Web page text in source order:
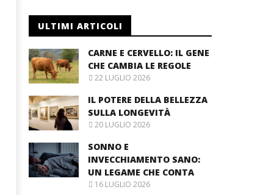
ULTIMI ARTICOLI
CARNE E CERVELLO: IL GENE
CHE CAMBIA LE REGOLE
22 LUGLIO 2026
IL POTERE DELLA BELLEZZA
SULLA LONGEVITÀ
20 LUGLIO 2026
SONNO E
INVECCHIAMENTO SANO:
UN LEGAME CHE CONTA
16 LUGLIO 2026